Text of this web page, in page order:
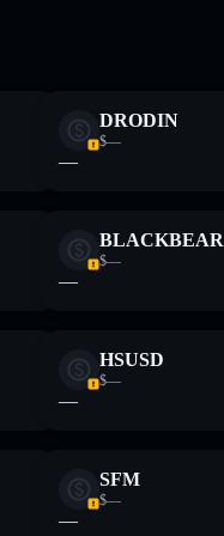
keine Finanzberatung
DRODIN
$—
—
BLACKBEAR
$—
—
HSUSD
$—
—
SFM
$—
—